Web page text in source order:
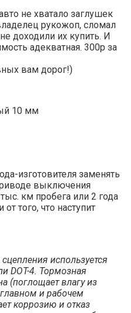
не хватало заглушек
рукожоп, сломал
доходили их купить. И
адекватная. 300р за
вам дорог!)
10 мм
изготовителя заменять
выключения
км пробега или 2 года
того, что наступит
используется
DOT-4. Тормозная
(поглощает влагу из
и рабочем
коррозию и отказ